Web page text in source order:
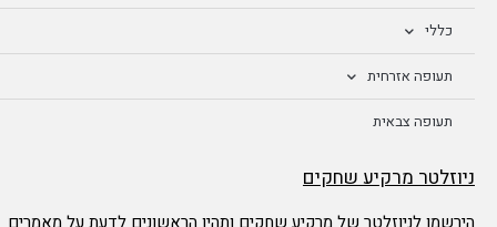
כללי
תעופה אזרחית
תעופה צבאית
ניוזלטר מרקיע שחקים